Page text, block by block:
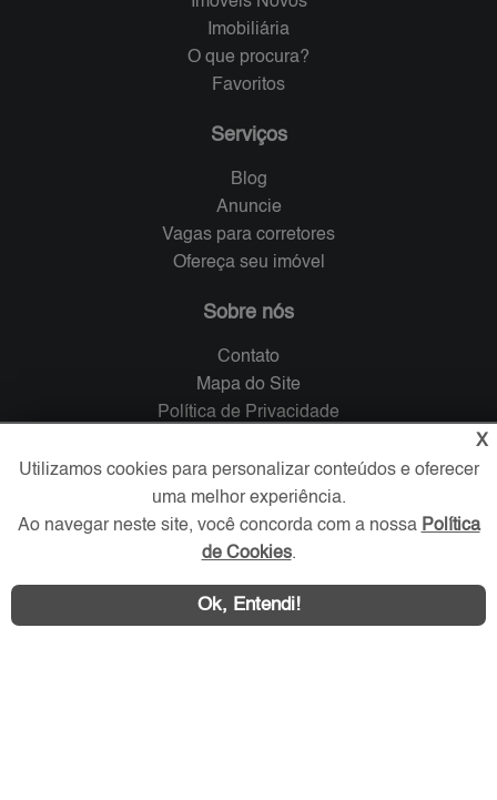
Imobiliária
O que procura?
Favoritos
Serviços
Blog
Anuncie
Vagas para corretores
Ofereça seu imóvel
Sobre nós
Contato
Mapa do Site
Política de Privacidade
Verificada por
X
Utilizamos cookies para personalizar conteúdos e oferecer
uma melhor experiência.
Ao navegar neste site, você concorda com a nossa Política
de Cookies.
Ok, Entendi!